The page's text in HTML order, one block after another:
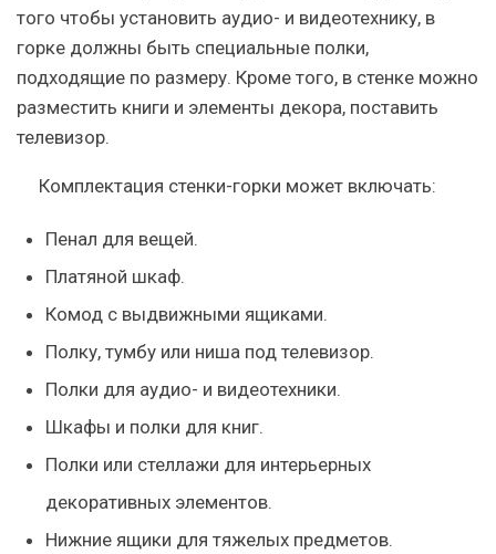
того чтобы установить аудио- и видеотехнику, в
горке должны быть специальные полки,
подходящие по размеру. Кроме того, в стенке можно
разместить книги и элементы декора, поставить
телевизор.
Комплектация стенки-горки может включать:
Пенал для вещей.
Платяной шкаф.
Комод с выдвижными ящиками.
Полку, тумбу или ниша под телевизор.
Полки для аудио- и видеотехники.
Шкафы и полки для книг.
Полки или стеллажи для интерьерных
декоративных элементов.
Нижние ящики для тяжелых предметов.